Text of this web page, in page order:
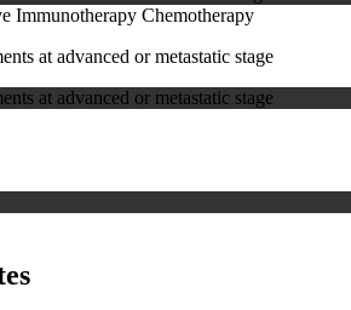
Immunotherapy Chemotherapy
at advanced or metastatic stage
at advanced or metastatic stage